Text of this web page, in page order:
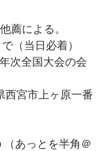
による。
当日必着）
全国大会の会
宮市上ヶ原一番
あっとを半角＠